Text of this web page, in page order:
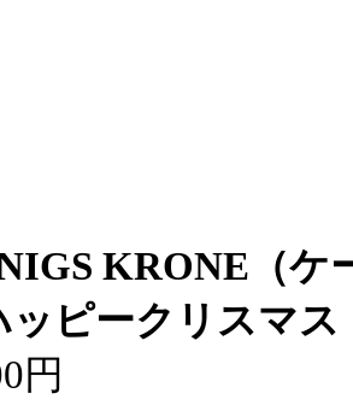
KRONE（ケ
ッピークリスマス
円